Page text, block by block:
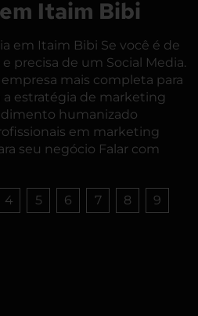
Itaim Bibi
em Itaim Bibi Se você é de
precisa de um Social Media.
mais completa para
estratégia de marketing
humanizado
em marketing
seu negócio Falar com
4 5 6 7 8 9